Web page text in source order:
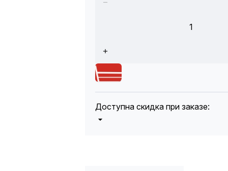
1
Доступна скидка при заказе: